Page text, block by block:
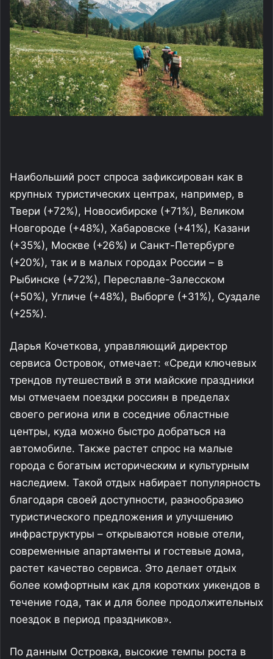
Наибольший рост спроса зафиксирован как в
крупных туристических центрах, например, в
Твери (+72%), Новосибирске (+71%), Великом
Новгороде (+48%), Хабаровске (+41%), Казани
(+35%), Москве (+26%) и Санкт-Петербурге
(+20%), так и в малых городах России – в
Рыбинске (+72%), Переславле-Залесском
(+50%), Угличе (+48%), Выборге (+31%), Суздале
(+25%).
Дарья Кочеткова, управляющий директор
сервиса Островок, отмечает: «Среди ключевых
трендов путешествий в эти майские праздники
мы отмечаем поездки россиян в пределах
своего региона или в соседние областные
центры, куда можно быстро добраться на
автомобиле. Также растет спрос на малые
города с богатым историческим и культурным
наследием. Такой отдых набирает популярность
благодаря своей доступности, разнообразию
туристического предложения и улучшению
инфраструктуры – открываются новые отели,
современные апартаменты и гостевые дома,
растет качество сервиса. Это делает отдых
более комфортным как для коротких уикендов в
течение года, так и для более продолжительных
поездок в период праздников».
По данным Островка, высокие темпы роста в